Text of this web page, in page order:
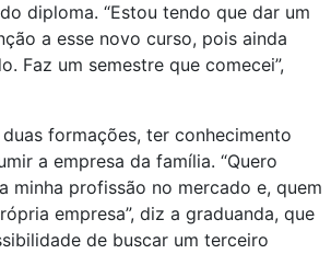
diploma. “Estou tendo que dar um
a esse novo curso, pois ainda
Faz um semestre que comecei”,
formações, ter conhecimento
a empresa da família. “Quero
minha profissão no mercado e, quem
empresa”, diz a graduanda, que
de buscar um terceiro